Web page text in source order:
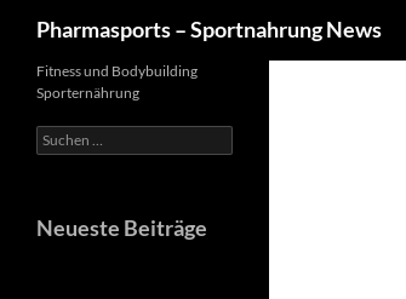
Inhalt
springen
Pharmasports – Sportnahrung News
Fitness und Bodybuilding
Sporternährung
Suchen
nach:
Neueste Beiträge